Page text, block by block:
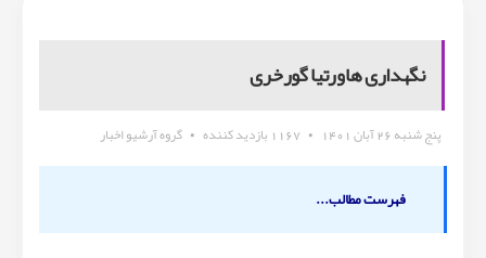
نگهداری هاورتیا گورخری
پنج شنبه 26 آبان 1401 •
• گروه آرشیو اخبار
فهرست مطالب...